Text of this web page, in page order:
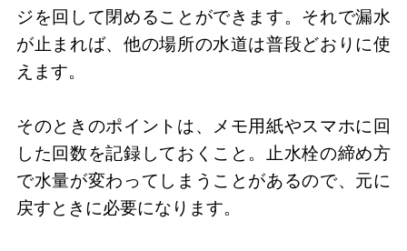
ジを回して閉めることができます。それで漏水
が止まれば、他の場所の水道は普段どおりに使
えます。
そのときのポイントは、メモ用紙やスマホに回
した回数を記録しておくこと。止水栓の締め方
で水量が変わってしまうことがあるので、元に
戻すときに必要になります。